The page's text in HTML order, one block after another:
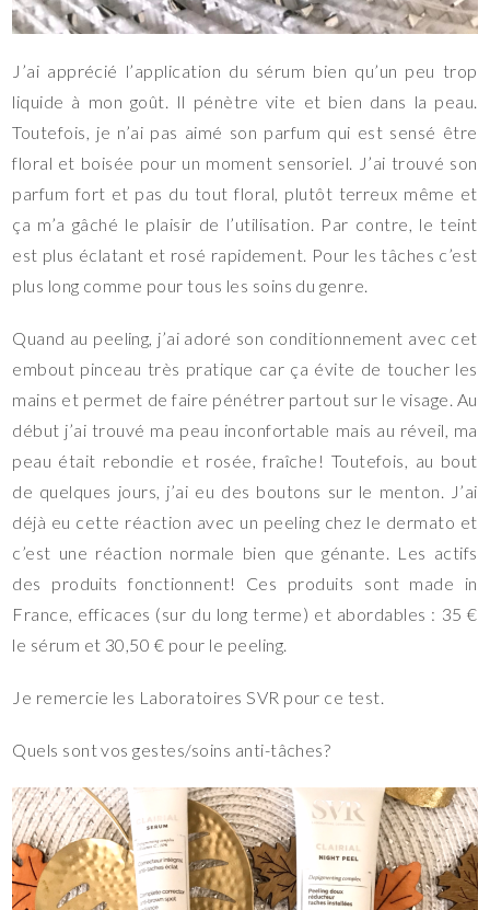
J’ai apprécié l’application du sérum bien qu’un peu trop
liquide à mon goût. Il pénètre vite et bien dans la peau.
Toutefois, je n’ai pas aimé son parfum qui est sensé être
floral et boisée pour un moment sensoriel. J’ai trouvé son
parfum fort et pas du tout floral, plutôt terreux même et
ça m’a gâché le plaisir de l’utilisation. Par contre, le teint
est plus éclatant et rosé rapidement. Pour les tâches c’est
plus long comme pour tous les soins du genre.
Quand au peeling, j’ai adoré son conditionnement avec cet
embout pinceau très pratique car ça évite de toucher les
mains et permet de faire pénétrer partout sur le visage. Au
début j’ai trouvé ma peau inconfortable mais au réveil, ma
peau était rebondie et rosée, fraîche! Toutefois, au bout
de quelques jours, j’ai eu des boutons sur le menton. J’ai
déjà eu cette réaction avec un peeling chez le dermato et
c’est une réaction normale bien que génante. Les actifs
des produits fonctionnent! Ces produits sont made in
France, efficaces (sur du long terme) et abordables : 35 €
le sérum et 30,50 € pour le peeling.
Je remercie les Laboratoires SVR pour ce test.
Quels sont vos gestes/soins anti-tâches?